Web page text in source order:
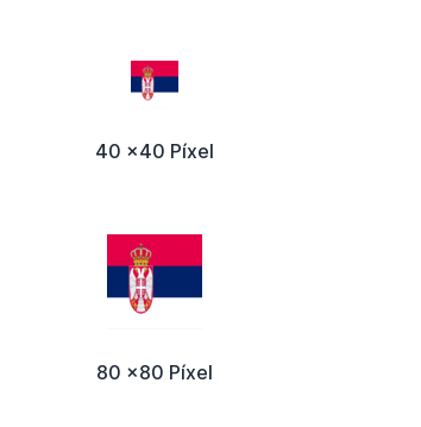
40 x40 Píxel
80 x80 Píxel